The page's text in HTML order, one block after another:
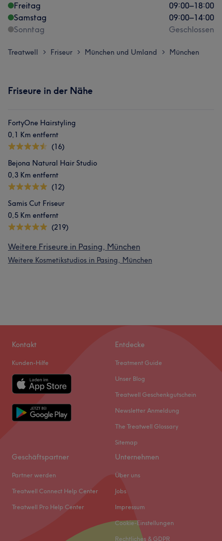
Freitag
09:00–18:00
Samstag
09:00–14:00
Sonntag
Geschlossen
Treatwell > Friseur > München und Umland > München
Friseure in der Nähe
FortyOne Hairstyling
0,1 Km entfernt
(16)
Bejona Natural Hair Studio
0,3 Km entfernt
(12)
Samis Cut Friseur
0,5 Km entfernt
(219)
Weitere Friseure in Pasing, München
Weitere Kosmetikstudios in Pasing, München
Kontakt
Kunden-Hilfe
Entdecke
Treatment Guide
Unser Blog
Treatwell Geschenkgutschein
Newsletter Anmeldung
The Treatwell Glossary
Sitemap
Geschäftspartner
Partner werden
Treatwell Connect Help Center
Treatwell Pro Help Center
Unternehmen
Über uns
Jobs
Impressum
Cookie-Einstellungen
Rechtliches & GDPR